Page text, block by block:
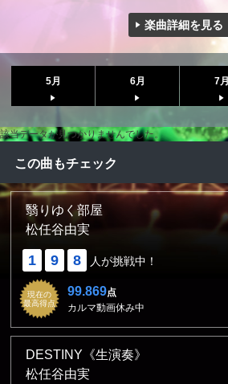
楽曲詳細を見る
5月 6月 7月
該当データが見つかりませんでした。
この曲もチェック
翳りゆく部屋
松任谷由実
1 9 8 人が挑戦中！
現在の
最高得点
99.869点
カルマ動画休み中
DESTINY《生演奏》
松任谷由実